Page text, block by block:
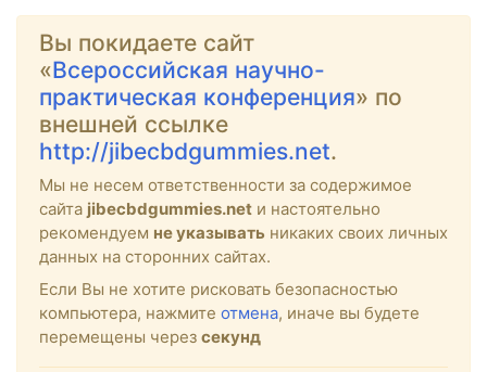
Вы покидаете сайт
«Всероссийская научно-
практическая конференция» по
внешней ссылке
http://jibecbdgummies.net.
Мы не несем ответственности за содержимое
сайта jibecbdgummies.net и настоятельно
рекомендуем не указывать никаких своих личных
данных на сторонних сайтах.
Если Вы не хотите рисковать безопасностью
компьютера, нажмите отмена, иначе вы будете
перемещены через секунд